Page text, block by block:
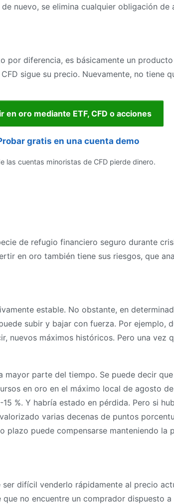
nuevo, se elimina cualquier obligación de
por diferencia, es básicamente un
sigue su precio. Nuevamente, no tiene
en oro mediante ETF, CFD o acciones
gratis en una cuenta demo
las cuentas minoristas de CFD pierde dinero.
de refugio financiero seguro durante
en oro también tiene sus riesgos, que
estable. No obstante, en
subir y bajar con fuerza. Por ejemplo,
nuevos máximos históricos. Pero una vez
parte del tiempo. Se puede decir
en oro en el máximo local de agosto
%. Y habría estado en pérdida. Pero si
varias decenas de puntos
puede compensarse manteniendo la
difícil venderlo rápidamente al precio
no encuentre un comprador dispuesto